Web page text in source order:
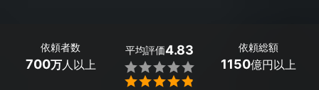
依頼者数
700万人以上
平均評価4.83


依頼総額
1150億円以上